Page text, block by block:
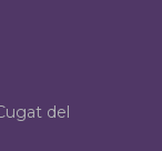
del